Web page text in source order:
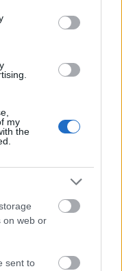
my
the
on web or
sent to
un 6,9 de nota en
jornadas hasta
un futbolista
facilidad para centrar
197 y 144 puntos
sección de jugadores
el Celta obtuvo una
disparo. En las dos